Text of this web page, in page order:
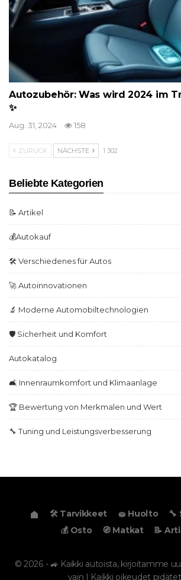
Autozubehör: Was wird 2024 im
✨
Aug. 31, 2024 158
ZURÜCK NÄCHSTE 1 302
Beliebte Kategorien
📝 Artikel
💰Autokauf
🛠️ Verschiedenes für Autos
🚀 Autoinnovationen
🔬 Moderne Automobiltechnologien
🛡️ Sicherheit und Komfort
Autokatalog
🛋️ Innenraumkomfort und Klimaanlage
🏆 Bewertung von Merkmalen und Wert
🔧 Tuning und Leistungsverbesserung
🛠️ Tarvikkeet 🧽 Huolto
🔧
💰 Osto
🧭 Matkat 📝
© 2026 - 🚙 Kaikki autoista, kirjoitamme
vain | Kaikki oikeudet